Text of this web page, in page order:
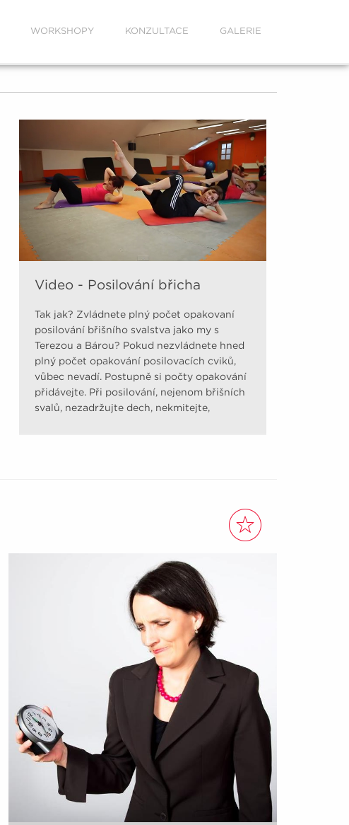
WORKSHOPY KONZULTACE GALERIE
Video - Posilování břicha
Tak jak? Zvládnete plný počet opakovaní
posilování břišního svalstva jako my s
Terezou a Bárou? Pokud nezvládnete hned
plný počet opakování posilovacích cviků,
vůbec nevadí. Postupně si počty opakování
přidávejte. Při posilování, nejenom břišních
svalů, nezadržujte dech, nekmitejte,